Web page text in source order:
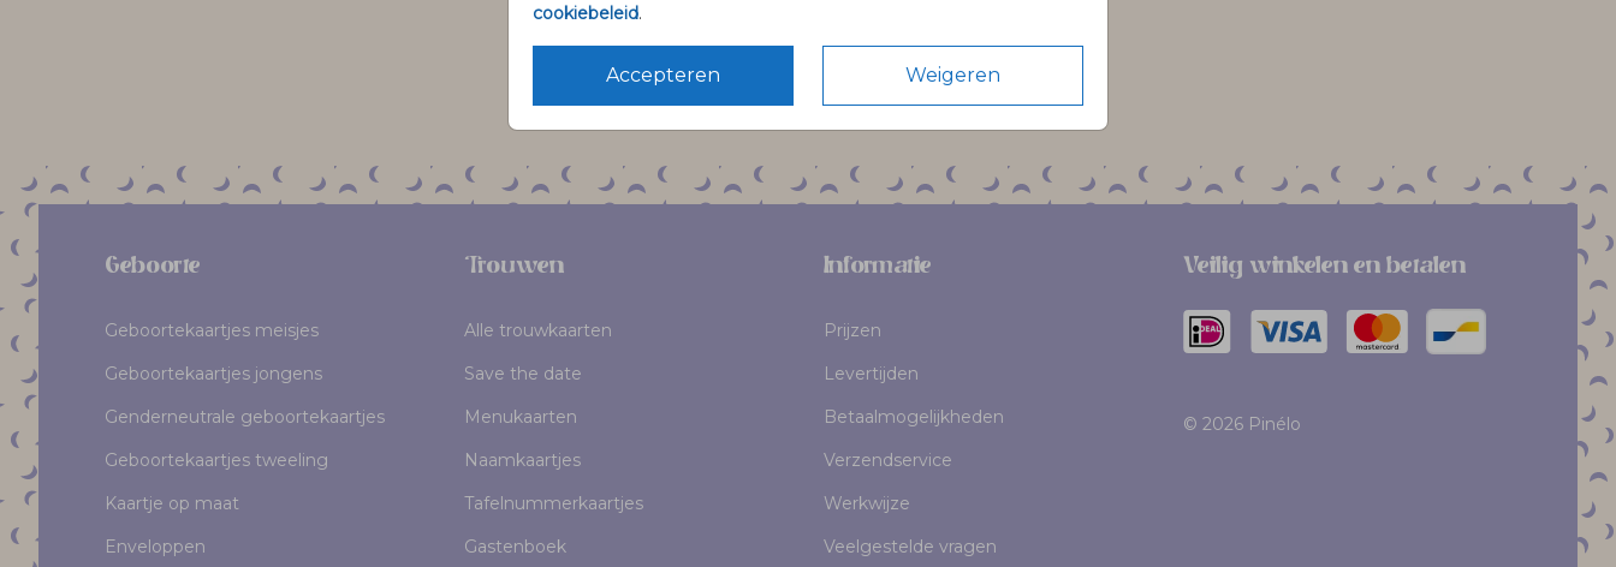
cookiebeleid.
Accepteren Weigeren
Volg Pinélo op Instagram
Geboorte
Geboortekaartjes meisjes
Geboortekaartjes jongens
Genderneutrale geboortekaartjes
Geboortekaartjes tweeling
Kaartje op maat
Enveloppen
Trouwen
Alle trouwkaarten
Save the date
Menukaarten
Naamkaartjes
Tafelnummerkaartjes
Gastenboek
Informatie
Prijzen
Levertijden
Betaalmogelijkheden
Verzendservice
Werkwijze
Veelgestelde vragen
Veilig winkelen en betalen
© 2026 Pinélo